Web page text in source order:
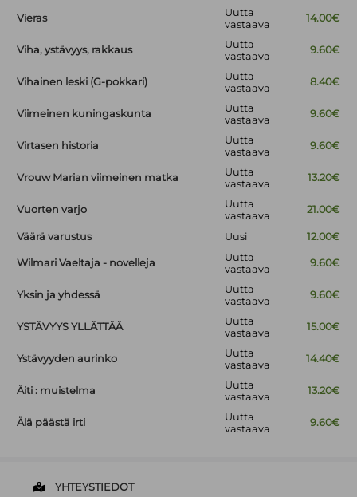
Vieras
Uutta
vastaava
14.00€
Viha, ystävyys, rakkaus
Uutta
vastaava
9.60€
Vihainen leski (G-pokkari)
Uutta
vastaava
8.40€
Viimeinen kuningaskunta
Uutta
vastaava
9.60€
Virtasen historia
Uutta
vastaava
9.60€
Vrouw Marian viimeinen matka
Uutta
vastaava
13.20€
Vuorten varjo
Uutta
vastaava
21.00€
Väärä varustus Uusi 12.00€
Wilmari Vaeltaja - novelleja
Uutta
vastaava
9.60€
Yksin ja yhdessä
Uutta
vastaava
9.60€
YSTÄVYYS YLLÄTTÄÄ
Uutta
vastaava
15.00€
Ystävyyden aurinko
Uutta
vastaava
14.40€
Äiti : muistelma
Uutta
vastaava
13.20€
Älä päästä irti
Uutta
vastaava
9.60€
YHTEYSTIEDOT